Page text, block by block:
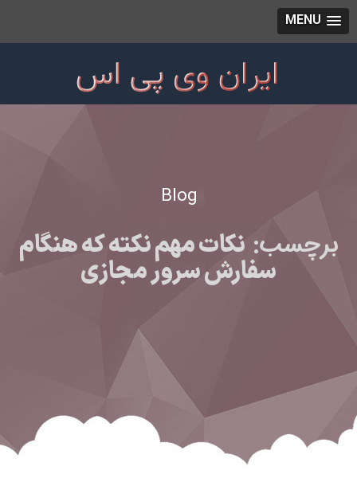
MENU
Blog
برچسب: نکات مهم نکته که هنگام
سفارش سرور مجازی